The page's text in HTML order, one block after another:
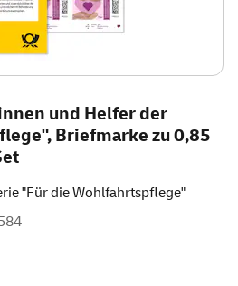
und Helfer der
Briefmarke zu 0,85
"Für die Wohlfahrtspflege"